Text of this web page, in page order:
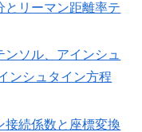
とリーマン距離率テ
ソル、アインシュ
ンシュタイン方程
接続係数と座標変換